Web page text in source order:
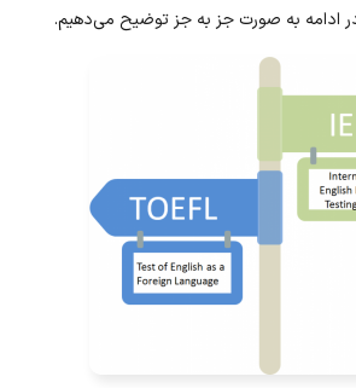
ادامه به صورت جز به جز توضیح می‌دهیم.